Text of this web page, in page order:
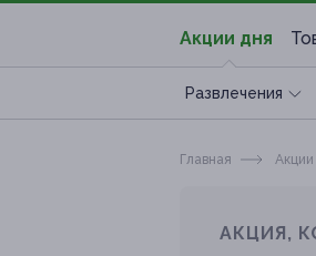
Акции дня
Развлечения
Главная
АКЦИЯ,